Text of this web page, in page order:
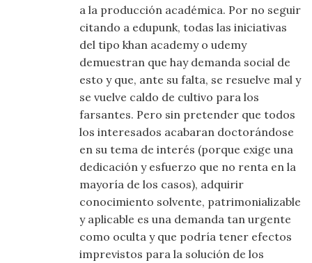
a la producción académica. Por no seguir
citando a edupunk, todas las iniciativas
del tipo khan academy o udemy
demuestran que hay demanda social de
esto y que, ante su falta, se resuelve mal y
se vuelve caldo de cultivo para los
farsantes. Pero sin pretender que todos
los interesados acabaran doctorándose
en su tema de interés (porque exige una
dedicación y esfuerzo que no renta en la
mayoría de los casos), adquirir
conocimiento solvente, patrimonializable
y aplicable es una demanda tan urgente
como oculta y que podría tener efectos
imprevistos para la solución de los